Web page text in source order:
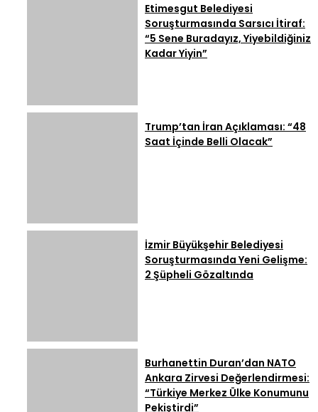
Etimesgut Belediyesi
Soruşturmasında Sarsıcı İtiraf:
“5 Sene Buradayız, Yiyebildiğiniz
Kadar Yiyin”
Trump’tan İran Açıklaması: “48
Saat İçinde Belli Olacak”
İzmir Büyükşehir Belediyesi
Soruşturmasında Yeni Gelişme:
2 Şüpheli Gözaltında
Burhanettin Duran’dan NATO
Ankara Zirvesi Değerlendirmesi:
“Türkiye Merkez Ülke Konumunu
Pekiştirdi”